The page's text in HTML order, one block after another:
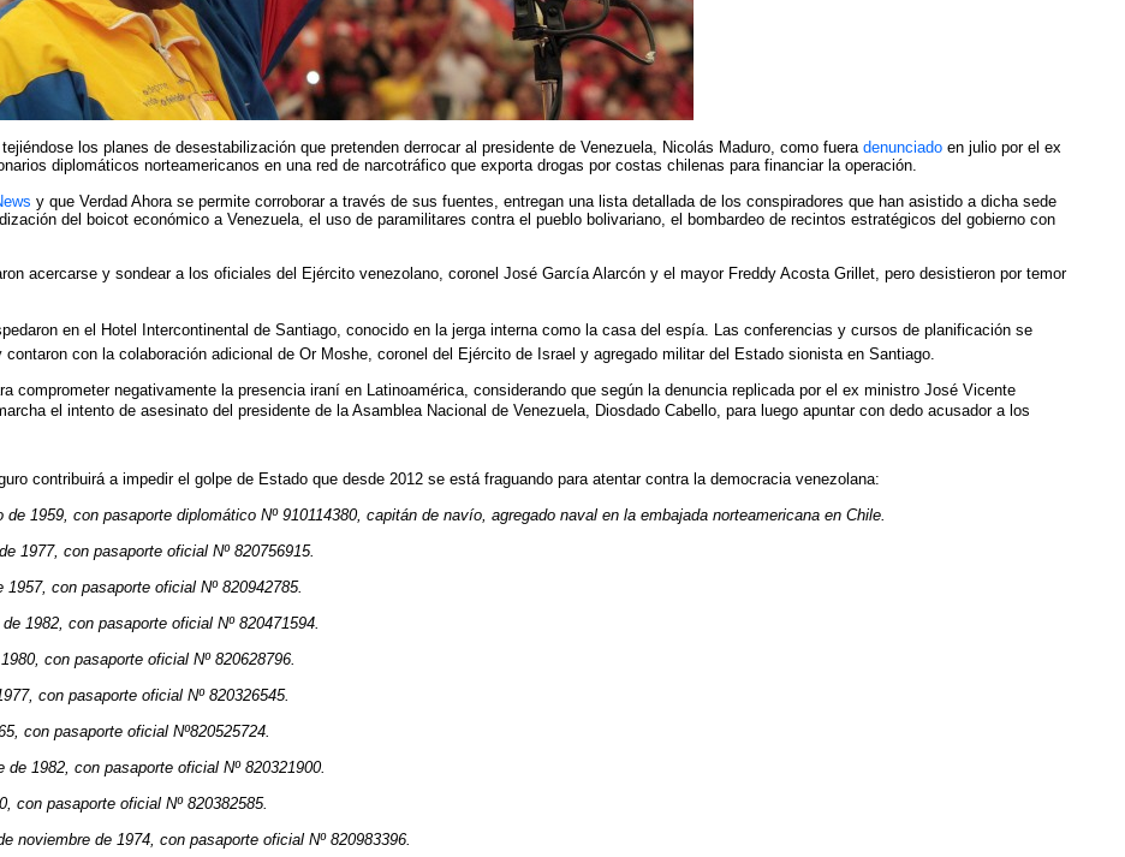
los planes de desestabilización que pretenden derrocar al presidente de Venezuela, Nicolás Maduro, como fuera denunciado en julio por el ex
diplomáticos norteamericanos en una red de narcotráfico que exporta drogas por costas chilenas para financiar la operación.
y que Verdad Ahora se permite corroborar a través de sus fuentes, entregan una lista detallada de los conspiradores que han asistido a dicha sede
del boicot económico a Venezuela, el uso de paramilitares contra el pueblo bolivariano, el bombardeo de recintos estratégicos del gobierno con
acercarse y sondear a los oficiales del Ejército venezolano, coronel José García Alarcón y el mayor Freddy Acosta Grillet, pero desistieron por temor
en el Hotel Intercontinental de Santiago, conocido en la jerga interna como la casa del espía. Las conferencias y cursos de planificación se
con la colaboración adicional de Or Moshe, coronel del Ejército de Israel y agregado militar del Estado sionista en Santiago.
comprometer negativamente la presencia iraní en Latinoamérica, considerando que según la denuncia replicada por el ex ministro José Vicente
el intento de asesinato del presidente de la Asamblea Nacional de Venezuela, Diosdado Cabello, para luego apuntar con dedo acusador a los
contribuirá a impedir el golpe de Estado que desde 2012 se está fraguando para atentar contra la democracia venezolana:
1959, con pasaporte diplomático Nº 910114380, capitán de navío, agregado naval en la embajada norteamericana en Chile.
1977, con pasaporte oficial Nº 820756915.
con pasaporte oficial Nº 820942785.
1982, con pasaporte oficial Nº 820471594.
con pasaporte oficial Nº 820628796.
con pasaporte oficial Nº 820326545.
con pasaporte oficial Nº820525724.
1982, con pasaporte oficial Nº 820321900.
con pasaporte oficial Nº 820382585.
noviembre de 1974, con pasaporte oficial Nº 820983396.